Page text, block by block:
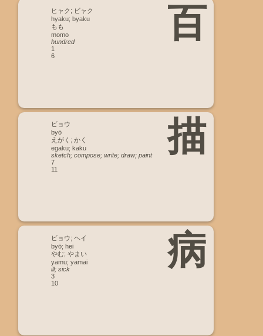
百
ヒャク; ビャク
hyaku; byaku
もも
momo
hundred
1
6
描
ビョウ
byō
えがく; かく
egaku; kaku
sketch; compose; write; draw; paint
7
11
病
ビョウ; ヘイ
byō; hei
やむ; やまい
yamu; yamai
ill; sick
3
10